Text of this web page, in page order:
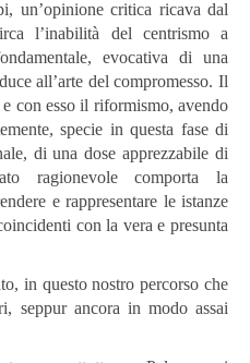
un’opinione critica ricava dal
l’inabilità del centrismo a
evocativa di una
all’arte del compromesso. Il
con esso il riformismo, avendo
specie in questa fase di
di una dose apprezzabile di
ragionevole comporta la
e rappresentare le istanze
con la vera e presunta
in questo nostro percorso che
seppur ancora in modo assai